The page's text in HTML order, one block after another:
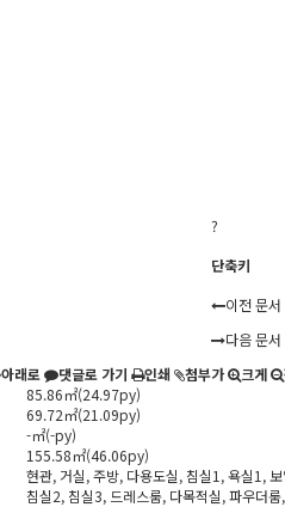
?
단축키
이전 문서
다음 문서
가
크게
아래로 댓글로 가기 인쇄 첨부
85.86㎡(24.97py)
69.72㎡(21.09py)
-㎡(-py)
155.58㎡(46.06py)
현관, 거실, 주방, 다용도실, 침실1, 욕실1,
침실2, 침실3, 드레스룸, 다목적실, 파우더